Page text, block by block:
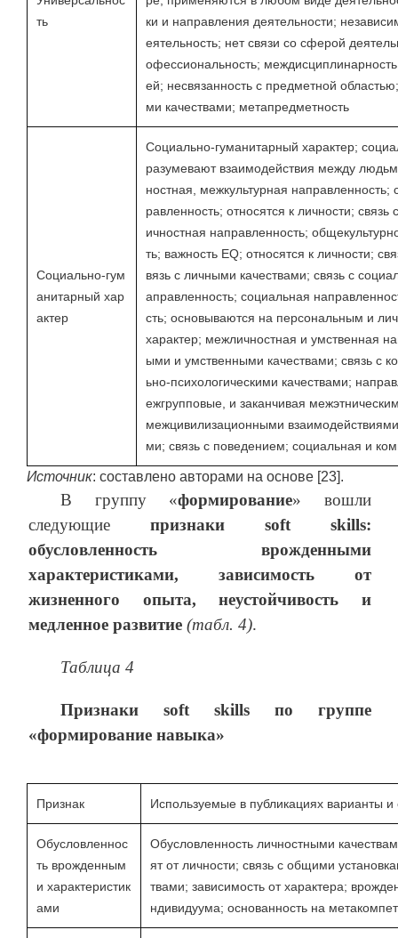
ть
ки и направления деятельности;
еятельность; нет связи со сферой
офессиональность;
ей; несвязанность с предметной
ми качествами; метапредметность
Социально-гум
анитарный хар
актер
Социально-гуманитарный характер;
разумевают взаимодействия между
ностная, межкультурная направленность;
равленность; относятся к личности;
ичностная направленность;
ть; важность EQ; относятся к личности;
вязь с личными качествами; связь с
аправленность; социальная
сть; основываются на персональным и
характер; межличностная и умственная
ыми и умственными качествами; связь с
ьно-психологическими качествами;
ежгрупповые, и заканчивая
межцивилизационными
ми; связь с поведением; социальная и
Источник: составлено авторами на основе [23].
В группу «формирование» вошли
следующие признаки soft skills:
обусловленность врожденными
характеристиками, зависимость от
жизненного опыта, неустойчивость и
медленное развитие (табл. 4).
Таблица 4
Признаки soft skills по группе
«формирование навыка»
Признак Используемые в публикациях варианты
Обусловленнос
ть врожденным
и характеристик
ами
Обусловленность личностными
ят от личности; связь с общими
твами; зависимость от характера;
ндивидуума; основанность на